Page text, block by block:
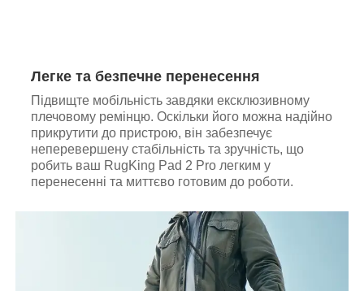
Легке та безпечне перенесення
Підвищте мобільність завдяки ексклюзивному
плечовому ремінцю. Оскільки його можна надійно
прикрутити до пристрою, він забезпечує
неперевершену стабільність та зручність, що
робить ваш RugKing Pad 2 Pro легким у
перенесенні та миттєво готовим до роботи.